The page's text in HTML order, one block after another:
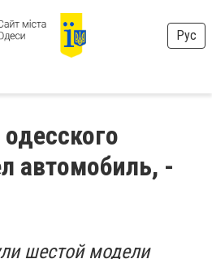
Рус
автомобиль, -
шестой модели